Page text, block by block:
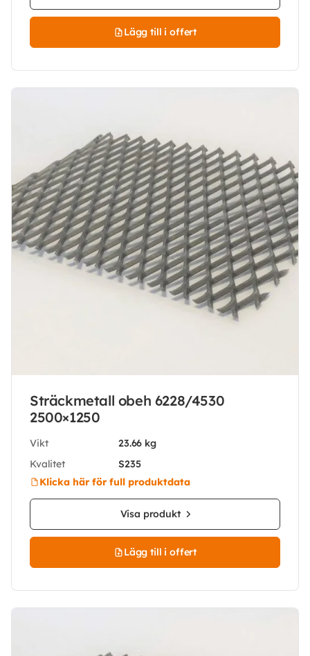
Lägg till i offert
Sträckmetall obeh 6228/4530
2500×1250
Vikt
23.66 kg
Kvalitet
S235
Klicka här för full produktdata
Visa produkt
Lägg till i offert